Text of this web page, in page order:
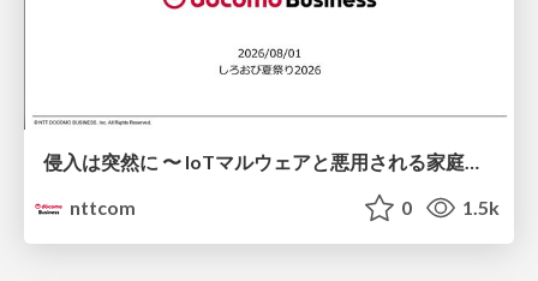
侵入は突然に 〜 IoTマルウェアと悪用される家庭の機器 ～ / When Intrusion Strikes: IoT Malware and the Abuse of Home Devices
nttcom
0 1.5k